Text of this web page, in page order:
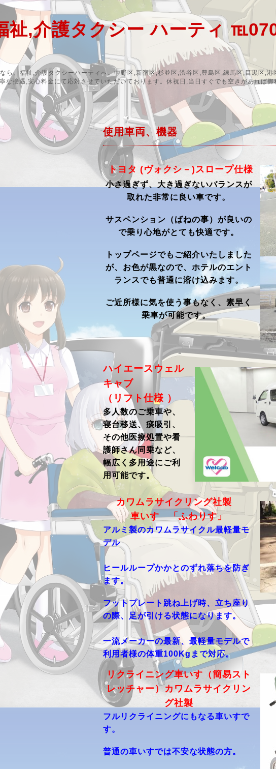
祉,介護タクシー ハーティ
ら、福祉,介護タクシーハーティへ。中野区,新宿区,杉並区,渋谷区,豊島区,練馬区,目黒区,
な接遇,安心料金にて応対させていただいております。休祝日,当日すぐでも空きがあれば
使用車両、機器
トヨタ (ヴォクシ－)スロープ仕様
小さ過ぎず、大き過ぎないバランスが
取れた非常に良い車です。
サスペンション（ばねの事）が良いの
で乗り心地がとても快適です。
トップページでもご紹介いたしました
が、お色が黒なので、ホテルのエント
ランスでも普通に溶け込みます。
ご近所様に気を使う事もなく、素早く
乗車が可能です。
ハイエースウェル
キャブ
（リフト仕様 ）
多人数のご乗車や、
寝台移送、痰吸引、
その他医療処置や看
護師さん同乗など、
幅広く多用途にご利
用可能です。
カワムラサイクリング社製
車いす 「ふわりす」
アルミ製のカワムラサイクル最軽量モ
デル
ヒールループかかとのずれ落ちを防ぎ
ます。
フットプレート跳ね上げ時、立ち座り
の際、足が引ける状態になります。
一流メーカーの最新、最軽量モデルで
利用者様の体重100Kgまで対応。
リクライニング車いす（簡易スト
レッチャー）カワムラサイクリン
グ社製
フルリクライニングにもなる車いすで
す。
普通の車いすでは不安な状態の方。